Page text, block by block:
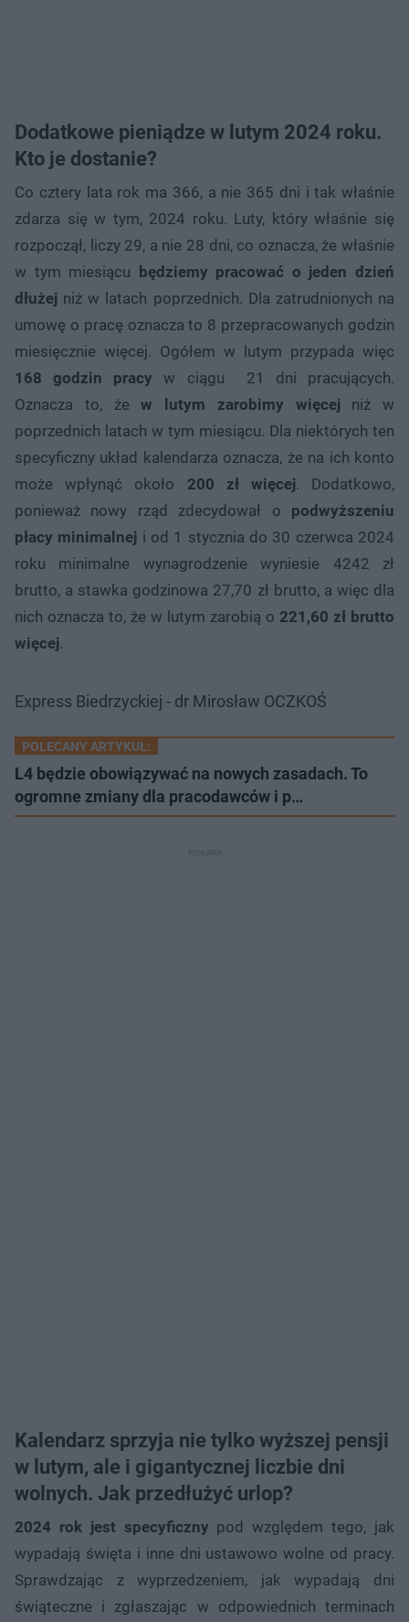
Dodatkowe pieniądze w lutym 2024 roku.
Kto je dostanie?
Co cztery lata rok ma 366, a nie 365 dni i tak właśnie
zdarza się w tym, 2024 roku. Luty, który właśnie się
rozpoczął, liczy 29, a nie 28 dni, co oznacza, że właśnie
w tym miesiącu będziemy pracować o jeden dzień
dłużej niż w latach poprzednich. Dla zatrudnionych na
umowę o pracę oznacza to 8 przepracowanych godzin
miesięcznie więcej. Ogółem w lutym przypada więc
168 godzin pracy w ciągu 21 dni pracujących.
Oznacza to, żew lutym zarobimy więcejniż w
poprzednich latach w tym miesiącu. Dla niektórych ten
specyficzny układ kalendarza oznacza, że na ich konto
może wpłynąć około 200 zł więcej. Dodatkowo,
ponieważ nowy rząd zdecydował o podwyższeniu
płacy minimalnej i od 1 stycznia do 30 czerwca 2024
roku minimalne wynagrodzenie wyniesie 4242 zł
brutto, a stawka godzinowa 27,70 zł brutto, a więc dla
nich oznacza to, że w lutym zarobią o 221,60 zł brutto
więcej.
Express Biedrzyckiej - dr Mirosław OCZKOŚ
POLECANY ARTYKUŁ:
L4 będzie obowiązywać na nowych zasadach. To
ogromne zmiany dla pracodawców i p…
Kalendarz sprzyja nie tylko wyższej pensji
w lutym, ale i gigantycznej liczbie dni
wolnych. Jak przedłużyć urlop?
2024 rok jest specyficzny pod względem tego, jak
wypadają święta i inne dni ustawowo wolne od pracy.
Sprawdzając z wyprzedzeniem, jak wypadają dni
świąteczne i zgłaszając w odpowiednich terminach